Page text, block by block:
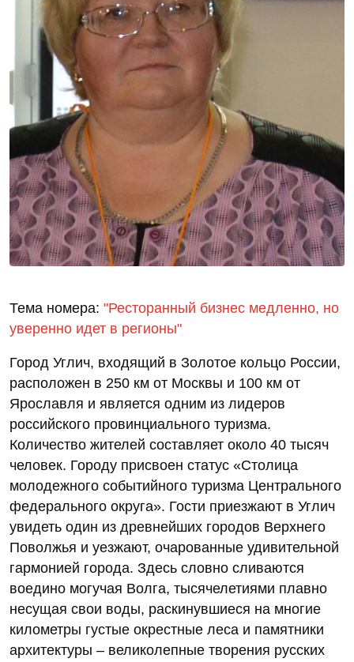
Тема номера: "Ресторанный бизнес медленно, но
уверенно идет в регионы"
Город Углич, входящий в Золотое кольцо России,
расположен в 250 км от Москвы и 100 км от
Ярославля и является одним из лидеров
российского провинциального туризма.
Количество жителей составляет около 40 тысяч
человек. Городу присвоен статус «Столица
молодежного событийного туризма Центрального
федерального округа». Гости приезжают в Углич
увидеть один из древнейших городов Верхнего
Поволжья и уезжают, очарованные удивительной
гармонией города. Здесь словно сливаются
воедино могучая Волга, тысячелетиями плавно
несущая свои воды, раскинувшиеся на многие
километры густые окрестные леса и памятники
архитектуры – великолепные творения русских